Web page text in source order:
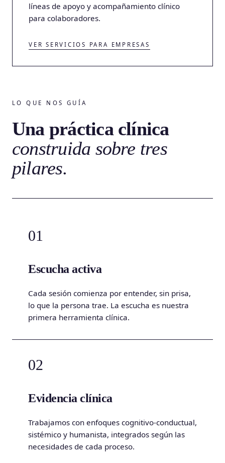
líneas de apoyo y acompañamiento clínico
para colaboradores.
VER SERVICIOS PARA EMPRESAS
LO QUE NOS GUÍA
Una práctica clínica
construida sobre tres
pilares.
01
Escucha activa
Cada sesión comienza por entender, sin prisa,
lo que la persona trae. La escucha es nuestra
primera herramienta clínica.
02
Evidencia clínica
Trabajamos con enfoques cognitivo-conductual,
sistémico y humanista, integrados según las
necesidades de cada proceso.